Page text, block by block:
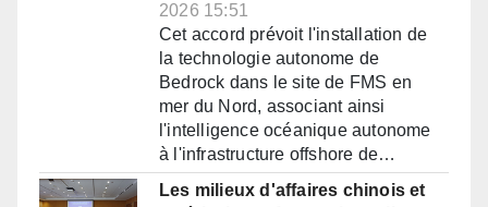
2026 15:51
Cet accord prévoit l'installation de
la technologie autonome de
Bedrock dans le site de FMS en
mer du Nord, associant ainsi
l'intelligence océanique autonome
à l'infrastructure offshore de…
Les milieux d'affaires chinois et